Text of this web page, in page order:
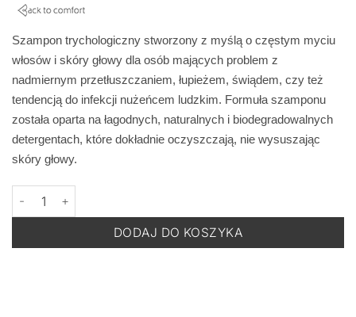
Szampon trychologiczny stworzony z myślą o częstym myciu
włosów i skóry głowy dla osób mających problem z
nadmiernym przetłuszczaniem, łupieżem, świądem, czy też
tendencją do infekcji nużeńcem ludzkim. Formuła szamponu
została oparta na łagodnych, naturalnych i biodegradowalnych
detergentach, które dokładnie oczyszczają, nie wysuszając
skóry głowy.
ilość BACK TO COMFORT PYRETRIN-D TRYCHO -
DODAJ DO KOSZYKA